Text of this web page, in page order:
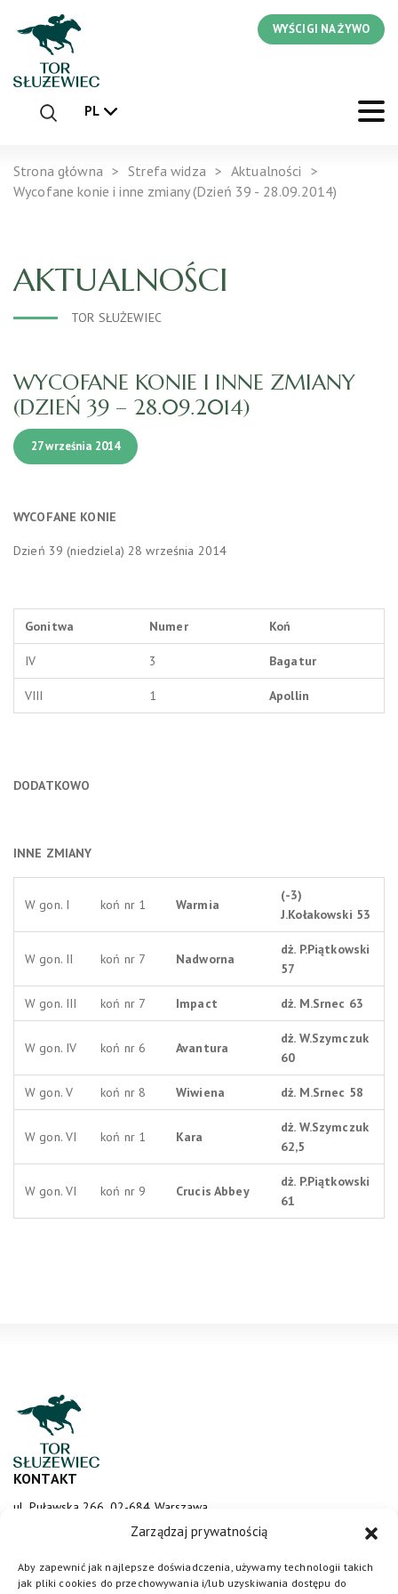
Zarządzaj prywatnością
Aby zapewnić jak najlepsze doświadczenia, używamy technologii takich
jak pliki cookies do przechowywania i/lub uzyskiwania dostępu do
WYŚCIGI NA ŻYWO
PL
Strona główna Strefa widza
Aktualności
Wycofane konie i inne zmiany (Dzień 39 - 28.09.2014)
AKTUALNOŚCI
TOR SŁUŻEWIEC
WYCOFANE KONIE I INNE ZMIANY
(DZIEŃ 39 – 28.09.2014)
27 września 2014
WYCOFANE KONIE
Dzień 39 (niedziela) 28 września 2014
Gonitwa Numer Koń
IV 3 Bagatur
VIII 1 Apollin
DODATKOWO
INNE ZMIANY
W gon. I koń nr 1 Warmia
(-3)
J.Kołakowski 53
W gon. II koń nr 7 Nadworna
dż. P.Piątkowski
57
W gon. III koń nr 7 Impact dż. M.Srnec 63
W gon. IV koń nr 6 Avantura
dż. W.Szymczuk
60
W gon. V koń nr 8 Wiwiena dż. M.Srnec 58
W gon. VI koń nr 1 Kara
dż. W.Szymczuk
62,5
W gon. VI koń nr 9 Crucis Abbey
dż. P.Piątkowski
61
KONTAKT
ul. Puławska 266, 02-684 Warszawa
sluzewiec@totalizator.pl
KONTAKT DLA MEDIÓW
media@torsluzewiec.pl